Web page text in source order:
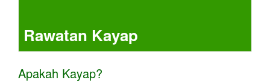
Rawatan Kayap
Apakah Kayap?